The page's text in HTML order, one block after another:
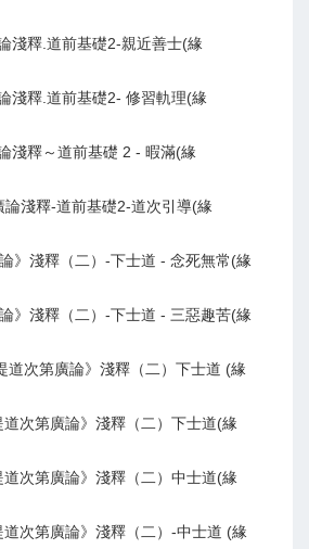
淺釋.道前基礎2-親近善士(緣
淺釋.道前基礎2- 修習軌理(緣
淺釋～道前基礎 2 - 暇滿(緣
淺釋-道前基礎2-道次引導(緣
》淺釋（二）-下士道 - 念死無常(緣
》淺釋（二）-下士道 - 三惡趣苦(緣
次第廣論》淺釋（二）下士道 (緣
次第廣論》淺釋（二）下士道(緣
次第廣論》淺釋（二）中士道(緣
次第廣論》淺釋（二）-中士道 (緣